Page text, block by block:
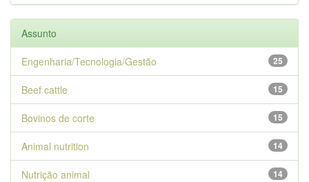
Assunto
25
Engenharia/Tecnologia/Gestão
15
Beef cattle
15
Bovinos de corte
14
Animal nutrition
14
Nutrição animal